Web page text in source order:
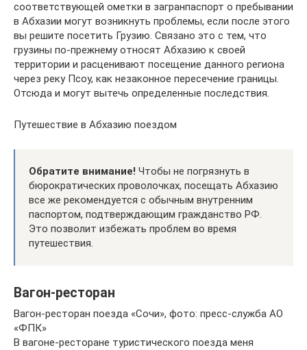
соответствующей ометки в загранпаспорт о пребывании
в Абхазии могут возникнуть проблемы, если после этого
вы решите посетить Грузию. Связано это с тем, что
грузины по-прежнему относят Абхазию к своей
территории и расценивают посещение данного региона
через реку Псоу, как незаконное пересечение границы.
Отсюда и могут вытечь определенные последствия.
Путешествие в Абхазию поездом
Обратите внимание! Чтобы не погрязнуть в
бюрократических проволочках, посещать Абхазию
все же рекомендуется с обычным внутренним
паспортом, подтверждающим гражданство РФ.
Это позволит избежать проблем во время
путешествия.
Вагон-ресторан
Вагон-ресторан поезда «Сочи», фото: пресс-служба АО
«ФПК»
В вагоне-ресторане туристического поезда меня